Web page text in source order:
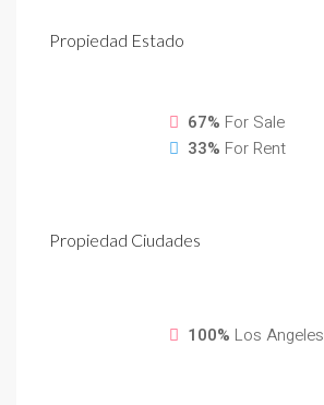
Propiedad Estado
67% For Sale
33% For Rent
Propiedad Ciudades
100% Los Angeles